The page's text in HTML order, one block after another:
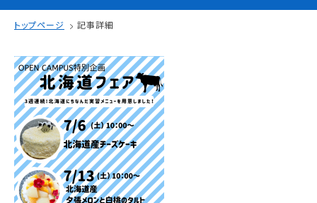
ここから始まる私の未来
入学情報
AO入試
指定校推薦入試
一般入試
学校案内
トップページ 記事詳細